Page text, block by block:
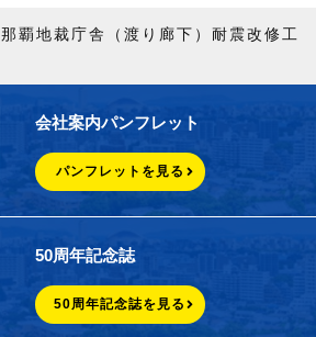
那覇地裁庁舎（渡り廊下）耐震改修工
会社案内パンフレット
パンフレットを見る
50周年記念誌
50周年記念誌を見る